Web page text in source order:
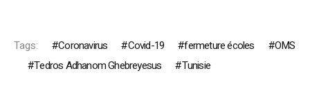
Tags: Coronavirus Covid-19 fermeture écoles
OMS
Tedros Adhanom Ghebreyesus
Tunisie